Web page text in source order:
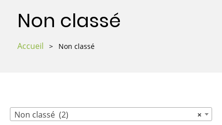
Accueil > Non classé
Non classé
×
Non classé (2)